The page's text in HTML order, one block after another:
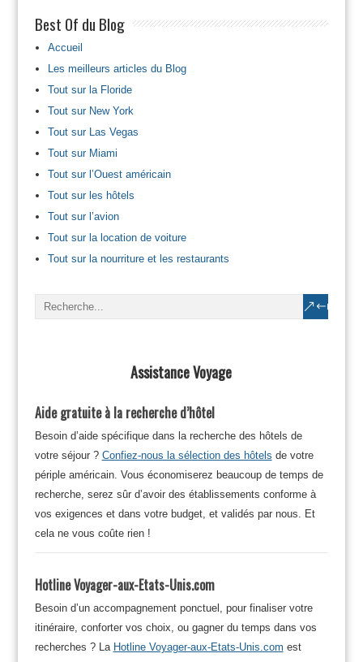
Best Of du Blog
Accueil
Les meilleurs articles du Blog
Tout sur la Floride
Tout sur New York
Tout sur Las Vegas
Tout sur Miami
Tout sur l’Ouest américain
Tout sur les hôtels
Tout sur l’avion
Tout sur la location de voiture
Tout sur la nourriture et les restaurants
Assistance Voyage
Aide gratuite à la recherche d’hôtel
Besoin d’aide spécifique dans la recherche des hôtels de
votre séjour ? Confiez-nous la sélection des hôtels de votre
périple américain. Vous économiserez beaucoup de temps de
recherche, serez sûr d’avoir des établissements conforme à
vos exigences et dans votre budget, et validés par nous. Et
cela ne vous coûte rien !
Hotline Voyager-aux-Etats-Unis.com
Besoin d’un accompagnement ponctuel, pour finaliser votre
itinéraire, conforter vos choix, ou gagner du temps dans vos
recherches ? La Hotline Voyager-aux-Etats-Unis.com est